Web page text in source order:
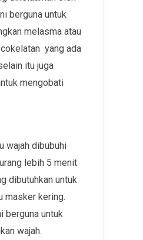
berguna untuk
melasma atau
yang ada
itu juga
mengobati
wajah dibubuhi
lebih 5 menit
dibutuhkan untuk
masker kering.
berguna untuk
wajah.